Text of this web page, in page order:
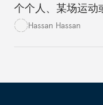
个个人、某场运动
识形态对于战胜它
Hassan Hassan